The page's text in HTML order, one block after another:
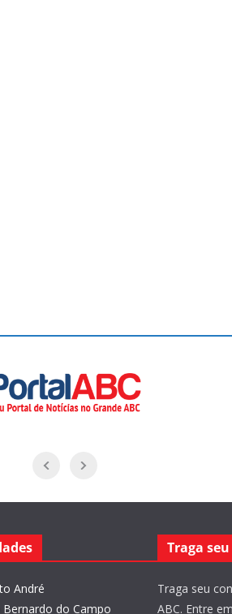
André
Bernardo do Campo
Traga
Traga seu
ABC. Entre